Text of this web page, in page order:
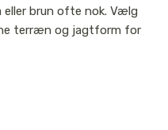
eller brun ofte nok. Vælg
terræn og jagtform for